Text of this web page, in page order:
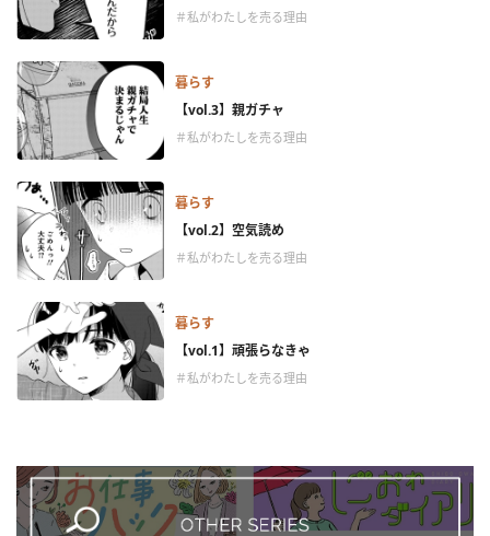
＃私がわたしを売る理由
暮らす
【vol.3】親ガチャ
＃私がわたしを売る理由
暮らす
【vol.2】空気読め
＃私がわたしを売る理由
暮らす
【vol.1】頑張らなきゃ
＃私がわたしを売る理由